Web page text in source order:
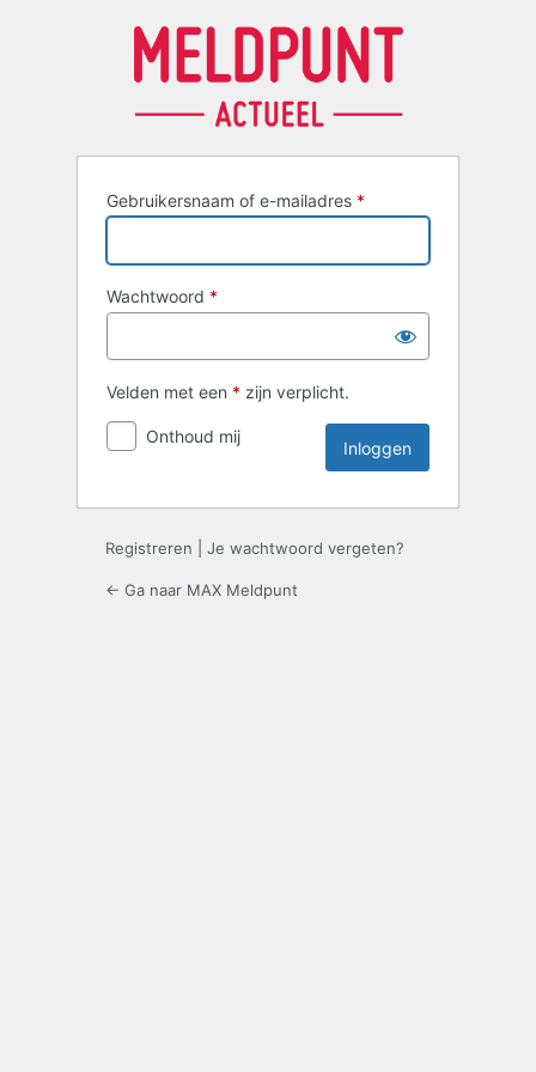
Gebruikersnaam of e-mailadres *
Wachtwoord *
Velden met een * zijn verplicht.
Onthoud mij
Registreren Je wachtwoord vergeten?
← Ga naar MAX Meldpunt